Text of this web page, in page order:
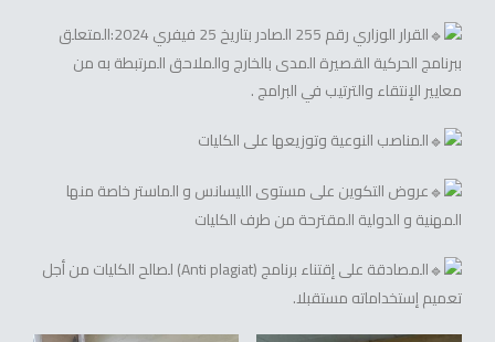
القرار الوزاري رقم 255 الصادر بتاريخ 25 فيفري 2024:المتعلق
ببرنامج الحركية القصيرة المدى بالخارج والملاحق المرتبطة به من
معايير الإنتقاء والترتيب في البرامج .
المناصب النوعية وتوزيعها على الكليات
عروض التكوين على مستوى الليسانس و الماستر خاصة منها
المهنية و الدولية المقترحة من طرف الكليات
المصادقة على إقتناء برنامج (Anti plagiat) لصالح الكليات من أجل
تعميم إستخداماته مستقبلا.